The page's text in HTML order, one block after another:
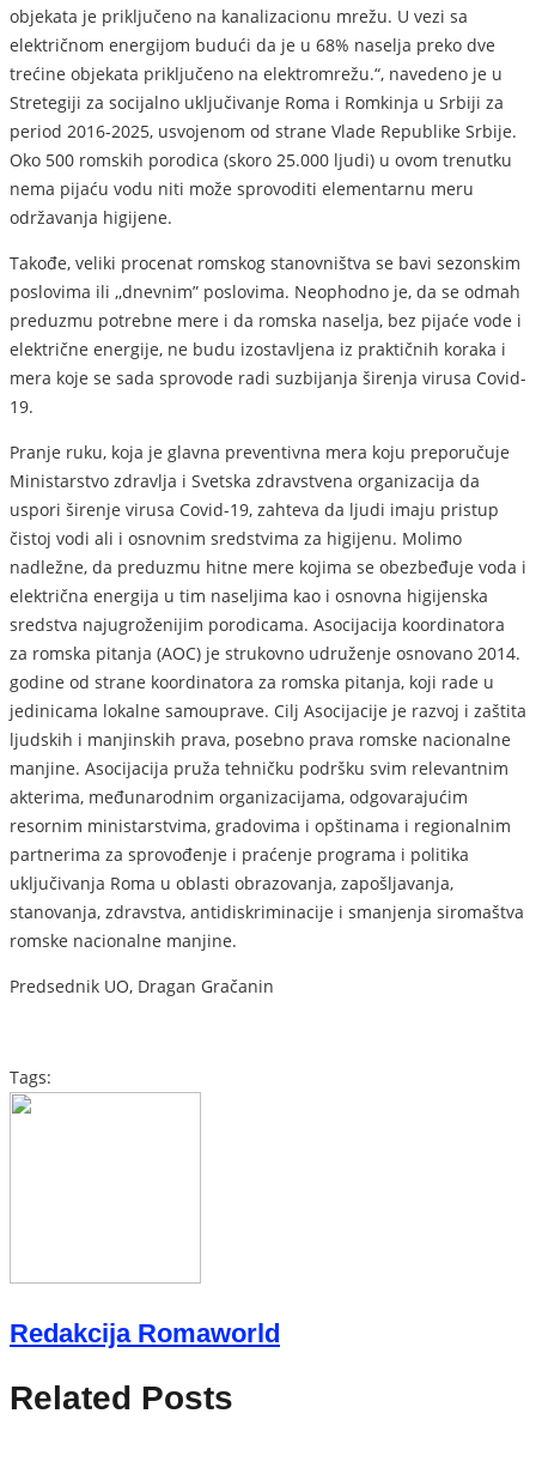
objekata je priključeno na kanalizacionu mrežu. U vezi sa
električnom energijom budući da je u 68% naselja preko dve
trećine objekata priključeno na elektromrežu.“, navedeno je u
Stretegiji za socijalno uključivanje Roma i Romkinja u Srbiji za
period 2016-2025, usvojenom od strane Vlade Republike Srbije.
Oko 500 romskih porodica (skoro 25.000 ljudi) u ovom trenutku
nema pijaću vodu niti može sprovoditi elementarnu meru
održavanja higijene.
Takođe, veliki procenat romskog stanovništva se bavi sezonskim
poslovima ili ,,dnevnim” poslovima. Neophodno je, da se odmah
preduzmu potrebne mere i da romska naselja, bez pijaće vode i
električne energije, ne budu izostavljena iz praktičnih koraka i
mera koje se sada sprovode radi suzbijanja širenja virusa Covid-
19.
Pranje ruku, koja je glavna preventivna mera koju preporučuje
Ministarstvo zdravlja i Svetska zdravstvena organizacija da
uspori širenje virusa Covid-19, zahteva da ljudi imaju pristup
čistoj vodi ali i osnovnim sredstvima za higijenu. Molimo
nadležne, da preduzmu hitne mere kojima se obezbeđuje voda i
električna energija u tim naseljima kao i osnovna higijenska
sredstva najugroženijim porodicama. Asocijacija koordinatora
za romska pitanja (AOC) je strukovno udruženje osnovano 2014.
godine od strane koordinatora za romska pitanja, koji rade u
jedinicama lokalne samouprave. Cilj Asocijacije je razvoj i zaštita
ljudskih i manjinskih prava, posebno prava romske nacionalne
manjine. Asocijacija pruža tehničku podršku svim relevantnim
akterima, međunarodnim organizacijama, odgovarajućim
resornim ministarstvima, gradovima i opštinama i regionalnim
partnerima za sprovođenje i praćenje programa i politika
uključivanja Roma u oblasti obrazovanja, zapošljavanja,
stanovanja, zdravstva, antidiskriminacije i smanjenja siromaštva
romske nacionalne manjine.
Predsednik UO, Dragan Gračanin
Tags:
Redakcija Romaworld
Related Posts